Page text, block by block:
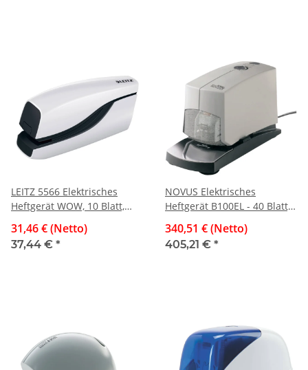
LEITZ 5566 Elektrisches
Heftgerät WOW, 10 Blatt,
31,46 € (Netto)
37,44 € *
NOVUS Elektrisches
Heftgerät B100EL - 40 Blatt,
340,51 € (Netto)
405,21 € *